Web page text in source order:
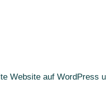
Website auf WordPress